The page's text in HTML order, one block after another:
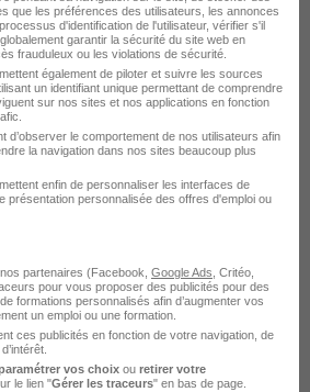
/ an
Immobilier H/F
que les préférences des utilisateurs, les annonces
d'identification de l'utilisateur, vérifier s'il
garantir la sécurité du site web en
frauduleux ou les violations de sécurité.
également de piloter et suivre les sources
un identifiant unique permettant de comprendre
sur nos sites et nos applications en fonction
d’observer le comportement de nos utilisateurs afin
la navigation dans nos sites beaucoup plus
enfin de personnaliser les interfaces de
présentation personnalisée des offres d'emploi ou
nos partenaires (Facebook, Google Ads , Critéo,
pour vous proposer des publicités pour des
formations personnalisés afin d’augmenter vos
un emploi ou une formation.
ces publicités en fonction de votre navigation, de
vos choix ou retirer votre
le lien "Gérer les traceurs" en bas de page.